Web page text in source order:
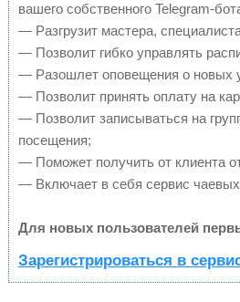
вашего собственного Telegram-
— Разгрузит мастера,
— Позволит гибко управлять
— Разошлет оповещения о новых
— Позволит принять оплату на
— Позволит записываться на
посещения;
— Поможет получить от клиента
— Включает в себя сервис
Для новых пользователей
Зарегистрироваться в